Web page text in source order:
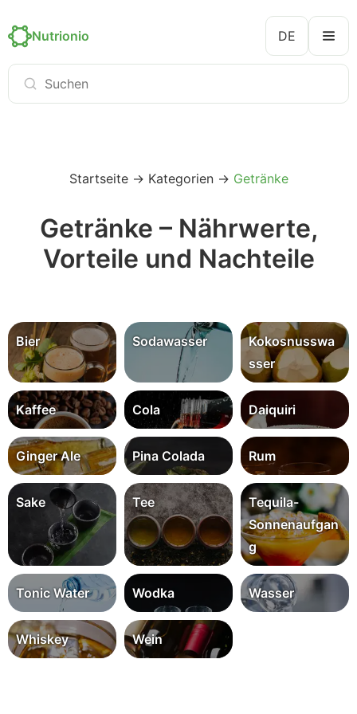
Nutrionio DE
Startseite→ Kategorien→ Getränke
Getränke – Nährwerte,
Vorteile und Nachteile
Bier Sodawasser
Kokosnusswa
sser
Kaffee Cola Daiquiri
Ginger Ale Pina Colada Rum
Sake Tee
Tequila-
Sonnenaufgan
g
Tonic Water Wodka Wasser
Whiskey Wein